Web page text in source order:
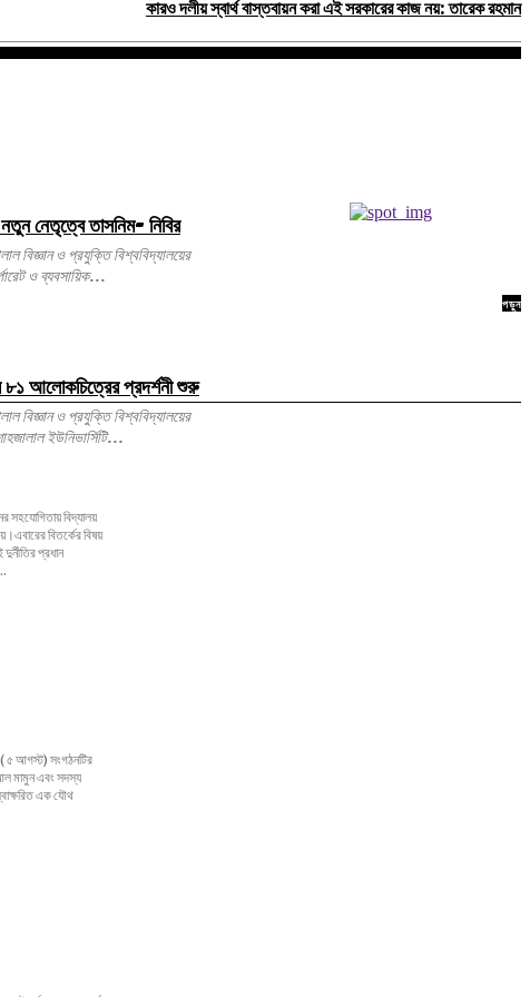
কারও দলীয় স্বার্থ বাস্তবায়ন করা এই সরকারের কাজ নয়: তারেক রহমান
নেতৃত্বে তাসনিম- নিবির
ও ব্যবসায়িক...
৮১ আলোকচিত্রের প্রদর্শনী শুরু
ইউনিভার্সিটি...
পড়ুন